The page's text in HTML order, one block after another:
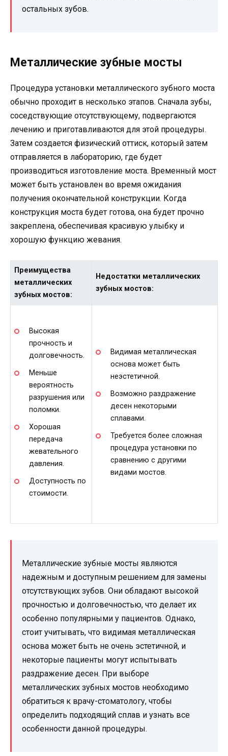
остальных зубов.
Металлические зубные мосты
Процедура установки металлического зубного моста
обычно проходит в несколько этапов. Сначала зубы,
соседствующие отсутствующему, подвергаются
лечению и приготавливаются для этой процедуры.
Затем создается физический оттиск, который затем
отправляется в лабораторию, где будет
производиться изготовление моста. Временный мост
может быть установлен во время ожидания
получения окончательной конструкции. Когда
конструкция моста будет готова, она будет прочно
закреплена, обеспечивая красивую улыбку и
хорошую функцию жевания.
Преимущества
металлических
зубных мостов:
Недостатки металлических
зубных мостов:
Высокая
прочность и
долговечность.
Меньше
вероятность
разрушения или
поломки.
Хорошая
передача
жевательного
давления.
Доступность по
стоимости.
Видимая металлическая
основа может быть
неэстетичной.
Возможно раздражение
десен некоторыми
сплавами.
Требуется более сложная
процедура установки по
сравнению с другими
видами мостов.
Металлические зубные мосты являются
надежным и доступным решением для замены
отсутствующих зубов. Они обладают высокой
прочностью и долговечностью, что делает их
особенно популярными у пациентов. Однако,
стоит учитывать, что видимая металлическая
основа может быть не очень эстетичной, и
некоторые пациенты могут испытывать
раздражение десен. При выборе
металлических зубных мостов необходимо
обратиться к врачу-стоматологу, чтобы
определить подходящий сплав и узнать все
особенности данной процедуры.